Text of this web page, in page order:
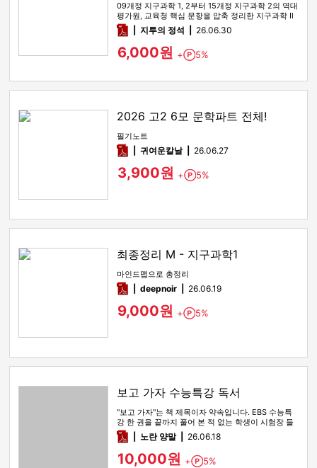
09개정 지구과학 1, 2부터 15개정 지구과학 2의 역대
평가원, 교육청 핵심 문항을 압축 정리한 지구과학 Ⅱ
기출 선별 …
pdf지투의 정석 26.06.30
6,000원 + Point
5%
2026 고2 6모 문학파트 전체!
필기노트
pdf귀여운칼날 26.06.27
3,900원 + Point
5%
최종정리 M - 지구과학1
마인드맵으로 총정리
pdfdeepnoir 26.06.19
9,000원 + Point
5%
보고 가자 수능특강 독서
"보고 가자"는 책 제목이자 약속입니다. EBS 수능특
강 한 권을 끝까지 풀어 본 적 없는 학생이 시험장 들
어가기 전 마지막…
pdf노란 양말 26.06.18
10,000원 + Point
5%